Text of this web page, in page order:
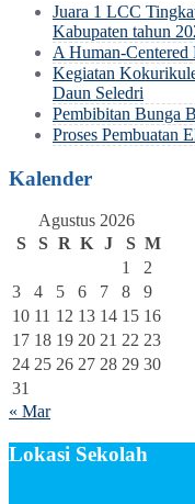
Juara 1 LCC
Kabupaten tahun
A Human-Centered
Kegiatan
Daun Seledri
Pembibitan Bunga
Proses Pembuatan
Kalender
Agustus 2026
S
S R K J S M
1
2
3
4 5 6 7 8
9
10 11 12 13 14 15 16
17 18 19 20 21 22 23
24 25 26 27 28 29 30
31
« Mar
Lokasi Sekolah